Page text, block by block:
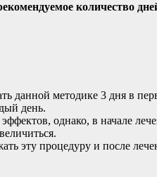
количество
данной методике 3 дня в
день.
однако, в начале
эту процедуру и после